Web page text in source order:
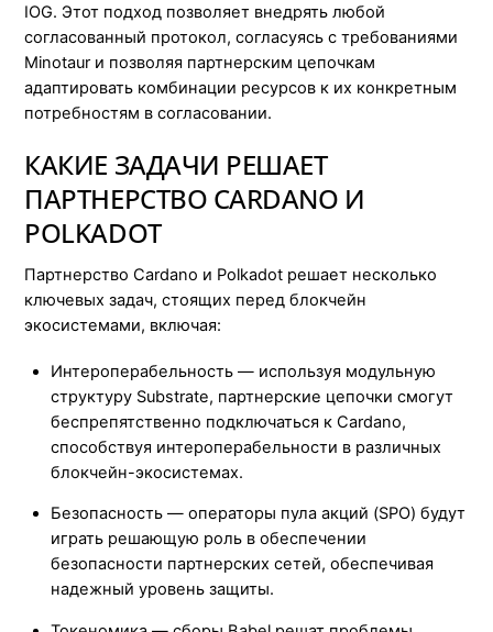
IOG. Этот подход позволяет внедрять любой
согласованный протокол, согласуясь с требованиями
Minotaur и позволяя партнерским цепочкам
адаптировать комбинации ресурсов к их конкретным
потребностям в согласовании.
КАКИЕ ЗАДАЧИ РЕШАЕТ
ПАРТНЕРСТВО CARDANO И
POLKADOT
Партнерство Cardano и Polkadot решает несколько
ключевых задач, стоящих перед блокчейн
экосистемами, включая:
Интероперабельность — используя модульную
структуру Substrate, партнерские цепочки смогут
беспрепятственно подключаться к Cardano,
способствуя интероперабельности в различных
блокчейн-экосистемах.
Безопасность — операторы пула акций (SPO) будут
играть решающую роль в обеспечении
безопасности партнерских сетей, обеспечивая
надежный уровень защиты.